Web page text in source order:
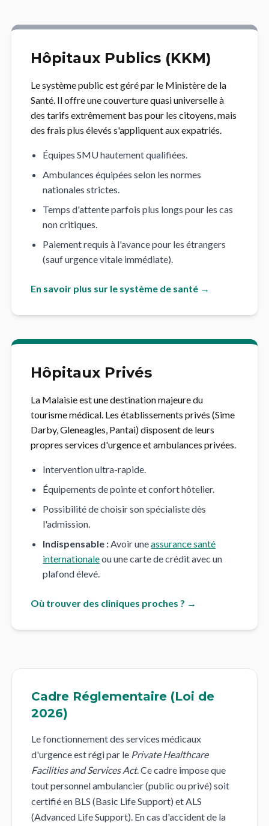
Hôpitaux Publics (KKM)
Le système public est géré par le Ministère de la
Santé. Il offre une couverture quasi universelle à
des tarifs extrêmement bas pour les citoyens, mais
des frais plus élevés s'appliquent aux expatriés.
Équipes SMU hautement qualifiées.
Ambulances équipées selon les normes
nationales strictes.
Temps d'attente parfois plus longs pour les cas
non critiques.
Paiement requis à l'avance pour les étrangers
(sauf urgence vitale immédiate).
En savoir plus sur le système de santé →
Hôpitaux Privés
La Malaisie est une destination majeure du
tourisme médical. Les établissements privés (Sime
Darby, Gleneagles, Pantai) disposent de leurs
propres services d'urgence et ambulances privées.
Intervention ultra-rapide.
Équipements de pointe et confort hôtelier.
Possibilité de choisir son spécialiste dès
l'admission.
Indispensable :Avoir uneassurance santé
internationaleou une carte de crédit avec un
plafond élevé.
Où trouver des cliniques proches ? →
Cadre Réglementaire (Loi de
2026)
Le fonctionnement des services médicaux
d'urgence est régi par le Private Healthcare
Facilities and Services Act. Ce cadre impose que
tout personnel ambulancier (public ou privé) soit
certifié en BLS (Basic Life Support) et ALS
(Advanced Life Support). En cas d'accident de la